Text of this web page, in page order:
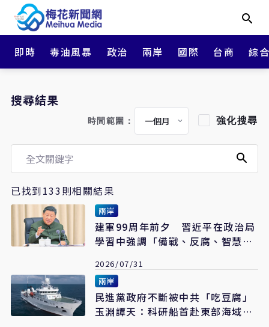
即時 毒油風暴 政治 兩岸 國際 台商 綜
搜尋結果
時間範圍： 強化搜尋
已找到133則相關結果
兩岸
建軍99周年前夕 習近平在政治局
學習中強調「備戰、反腐、智慧化
2026/07/31
兩岸
民進黨政府不斷被中共「吃豆腐」
玉淵譚天：科研船首赴東部海域宣